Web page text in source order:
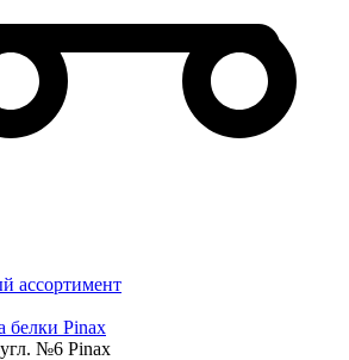
ассортимент
белки Pinax
№6 Pinax